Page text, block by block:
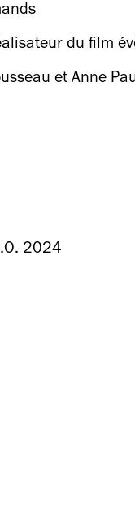
du film
et Anne
2024